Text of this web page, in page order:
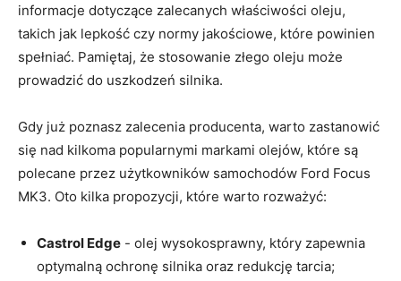
informacje dotyczące zalecanych właściwości oleju,
‌takich jak lepkość czy normy jakościowe, które powinien
spełniać. Pamiętaj, że stosowanie ‌złego oleju może
prowadzić do uszkodzeń silnika.
Gdy już poznasz zalecenia producenta, warto zastanowić
się nad kilkoma popularnymi markami olejów, które są
polecane‌ przez użytkowników samochodów Ford Focus
MK3. Oto kilka propozycji,⁤ które‍ warto‌ rozważyć:
Castrol Edge ​- olej wysokosprawny, który zapewnia
optymalną ochronę silnika‌ oraz redukcję tarcia;